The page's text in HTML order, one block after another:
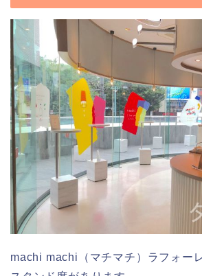
machi machi（マチマチ）ラフォー